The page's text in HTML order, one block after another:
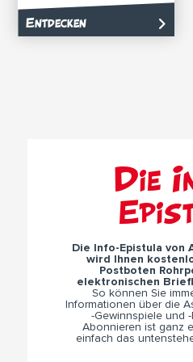
Entdecken
Die
Die Info-Epistula von
wird Ihnen
Postboten
elektronischen
So können Sie
Informationen über die
-Gewinnspiele und
Abonnieren ist ganz
einfach das